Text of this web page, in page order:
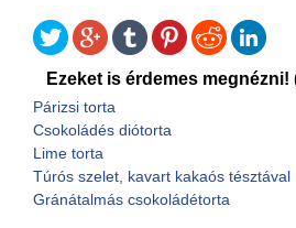
Ezeket is érdemes
Párizsi torta
Csokoládés diótorta
Lime torta
Túrós szelet, kavart kakaós tésztával
Gránátalmás csokoládétorta